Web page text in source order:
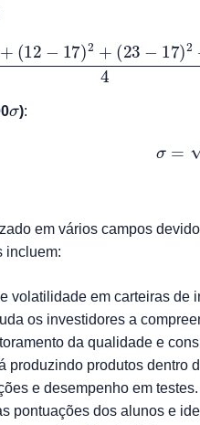
17 )2 + 12−17 2 +(23 17)2
σ
):
em vários campos
incluem:
volatilidade em carteiras
os investidores a
da qualidade e
produzindo produtos dentro
e desempenho em
pontuações dos alunos e